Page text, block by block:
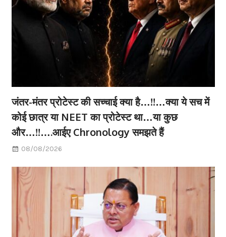
जंतर-मंतर प्रोटेस्ट की सच्चाई क्या है…!!…क्या ये सच में
कोई छात्र या NEET का प्रोटेस्ट था…या कुछ
और…!!….आईए Chronology समझते हैं
08/08/2026